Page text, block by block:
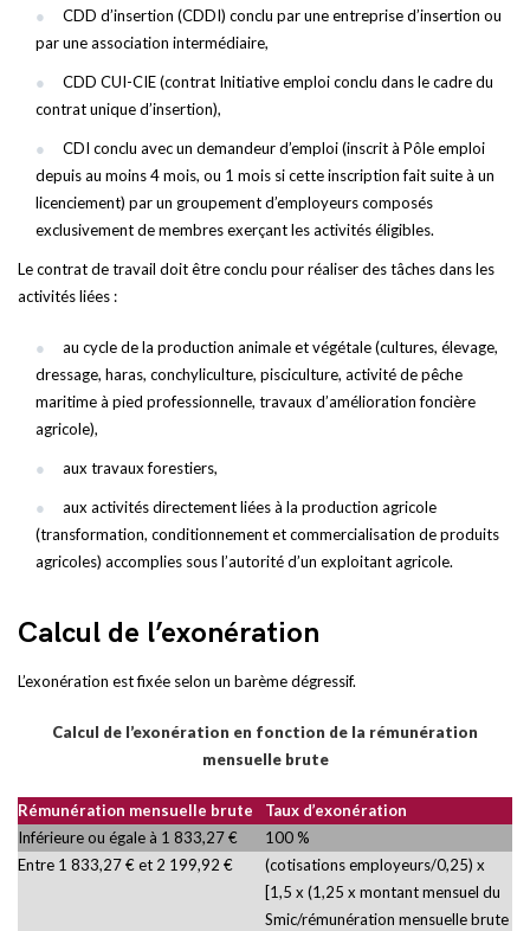
CDD d’insertion (CDDI) conclu par une entreprise d’insertion ou
par une association intermédiaire,
CDD CUI-CIE (contrat Initiative emploi conclu dans le cadre du
contrat unique d’insertion),
CDI conclu avec un demandeur d’emploi (inscrit à Pôle emploi
depuis au moins 4 mois, ou 1 mois si cette inscription fait suite à un
licenciement) par un groupement d’employeurs composés
exclusivement de membres exerçant les activités éligibles.
Le contrat de travail doit être conclu pour réaliser des tâches dans les
activités liées :
au cycle de la production animale et végétale (cultures, élevage,
dressage, haras, conchyliculture, pisciculture, activité de pêche
maritime à pied professionnelle, travaux d’amélioration foncière
agricole),
aux travaux forestiers,
aux activités directement liées à la production agricole
(transformation, conditionnement et commercialisation de produits
agricoles) accomplies sous l’autorité d’un exploitant agricole.
Calcul de l’exonération
L’exonération est fixée selon un barème dégressif.
Calcul de l’exonération en fonction de la rémunération
mensuelle brute
Rémunération mensuelle brute
Taux d’exonération
Inférieure ou égale à 1 833,27 €
100 %
Entre 1 833,27 € et 2 199,92 €
(cotisations employeurs/0,25) x
[1,5 x (1,25 x montant mensuel du
Smic/rémunération mensuelle brute